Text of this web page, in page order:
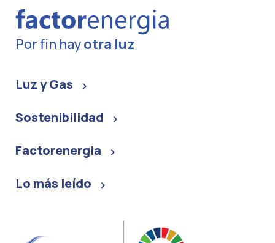
Por fin hayotra luz
Luz y Gas
Sostenibilidad
Factorenergia
Lo más leído